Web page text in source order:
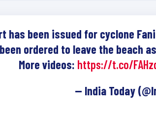
has been issued for cyclone
been ordered to leave the beach
More videos: https://t.co/
— India Today